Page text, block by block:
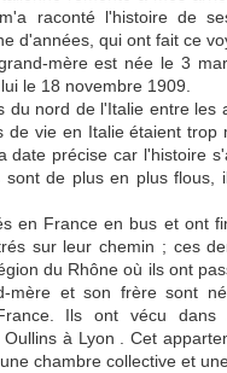
raconté l'histoire de
d'années, qui ont fait ce
mère est née le 3
le 18 novembre 1909.
du nord de l'Italie entre
de vie en Italie étaient trop
date précise car l'histoire
sont de plus en plus flous,
en France en bus et ont
sur leur chemin ; ces
du Rhône où ils ont
mère et son frère sont
Ils ont vécu dans
à Lyon . Cet
chambre collective et